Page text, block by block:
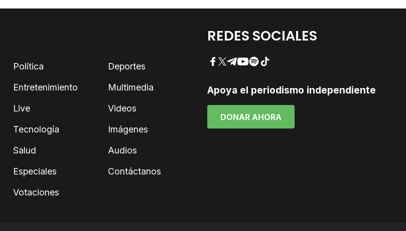
Política
Entretenimiento
Live
Tecnología
Salud
Especiales
Votaciones
Deportes
Multimedia
Videos
Imágenes
Audios
Contáctanos
REDES SOCIALES
Facebook
Twitter
Telegram
YouTube
SpotifyTikTok
Apoya el periodismo independiente
DONAR AHORA